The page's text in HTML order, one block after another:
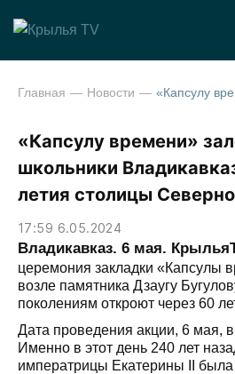
Главная Новости
«Капсулу времени»
школьники
летия столицы
17:59 6.05.2024
Владикавказ. 6 мая.
церемония закладки «Капсулы
возле памятника Дзаугу
поколениям откроют через 60
Дата проведения акции, 6 мая,
Именно в этот день 240 лет
императрицы Екатерины II была